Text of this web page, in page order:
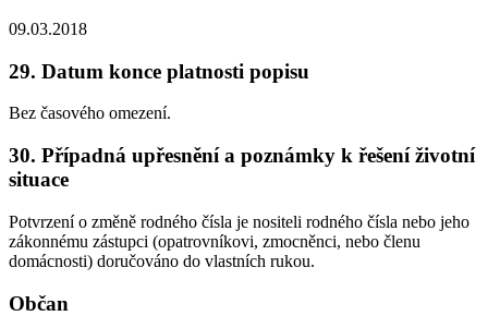
09.03.2018
29. Datum konce platnosti popisu
Bez časového omezení.
30. Případná upřesnění a poznámky k řešení životní
situace
Potvrzení o změně rodného čísla je nositeli rodného čísla nebo jeho
zákonnému zástupci (opatrovníkovi, zmocněnci, nebo členu
domácnosti) doručováno do vlastních rukou.
Občan